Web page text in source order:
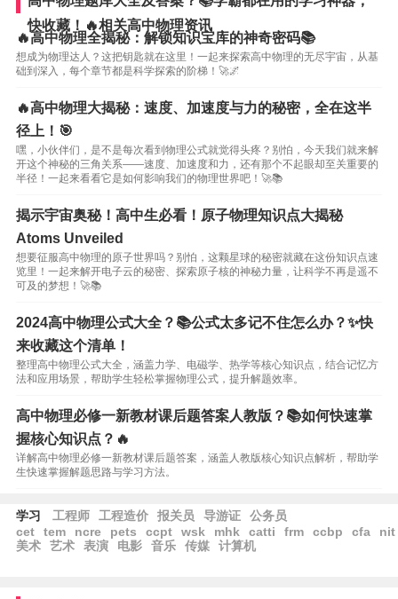
快收藏！🔥相关高中物理资讯
🔥高中物理全揭秘：解锁知识宝库的神奇密码📚
想成为物理达人？这把钥匙就在这里！一起来探索高中物理的无尽宇宙，从基
础到深入，每个章节都是科学探索的阶梯！🚀🌌
🔥高中物理大揭秘：速度、加速度与力的秘密，全在这半
径上！🎯
嘿，小伙伴们，是不是每次看到物理公式就觉得头疼？别怕，今天我们就来解
开这个神秘的三角关系——速度、加速度和力，还有那个不起眼却至关重要的
半径！一起来看看它是如何影响我们的物理世界吧！🚀📚
揭示宇宙奥秘！高中生必看！原子物理知识点大揭秘
Atoms Unveiled
想要征服高中物理的原子世界吗？别怕，这颗星球的秘密就藏在这份知识点速
览里！一起来解开电子云的秘密、探索原子核的神秘力量，让科学不再是遥不
可及的梦想！🚀📚
2024高中物理公式大全？📚公式太多记不住怎么办？✨快
来收藏这个清单！
整理高中物理公式大全，涵盖力学、电磁学、热学等核心知识点，结合记忆方
法和应用场景，帮助学生轻松掌握物理公式，提升解题效率。
高中物理必修一新教材课后题答案人教版？📚如何快速掌
握核心知识点？🔥
详解高中物理必修一新教材课后题答案，涵盖人教版核心知识点解析，帮助学
生快速掌握解题思路与学习方法。
学习 工程师 工程造价 报关员 导游证
公务员
cet
tem ncre pets ccpt wsk mhk catti frm ccbp cfa
nit
美术
艺术 表演 电影 音乐 传媒 计算机